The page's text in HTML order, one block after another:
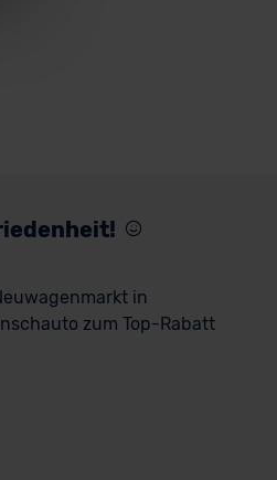
in
zum Top-Rabatt